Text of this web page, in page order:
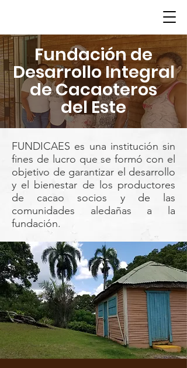
Fundación de
Desarrollo Integral
de Cacaoteros
del Este
FUNDICAES es una institución sin
fines de lucro que se formó con el
objetivo de garantizar el desarrollo
y el bienestar de los productores
de cacao socios y de las
comunidades aledañas a la
fundación.